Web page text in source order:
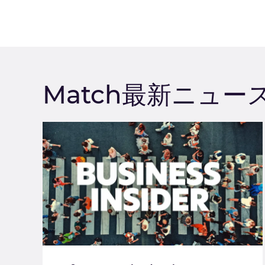
Match最新ニュー